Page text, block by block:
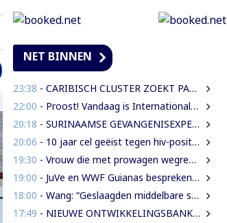
NET BINNEN
23:38 - CARIBISCH CLUSTER ZOEKT PARTNER VOOR NIEUWE HAVENS EN OFFSHORE-INFRASTRUCTUUR | OOK SURINAME IN BEELD
22:00 - Proost! Vandaag is Internationale Dag van het Bier
20:18 - SURINAAMSE GEVANGENISEXPERTS ONDERSTEUNEN JEUGDINRICHTING CURAÇAO
20:06 - 10 jaar cel geëist tegen hiv-positieve man voor vrijheidsberoving, mishandeling en verkrachting van sekswerkster
19:30 - Vrouw die met prowagen wegreed blijft achter tralies
19:00 - JuVe en WWF Guianas bespreken samenwerking rond natuurbescherming
18:00 - Wang: “Geslaagden middelbare school moeten 450 SRD betalen om diploma te ontvangen”
17:49 - NIEUWE ONTWIKKELINGSBANK MOET GUYANESE BEDRIJVEN KLAARSTOMEN OM BUITENLANDSE BEDRIJVEN TE VERVANGEN